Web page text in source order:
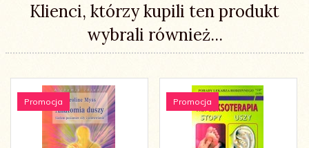
Klienci, którzy kupili ten produkt
wybrali również...
Promocja Promocja